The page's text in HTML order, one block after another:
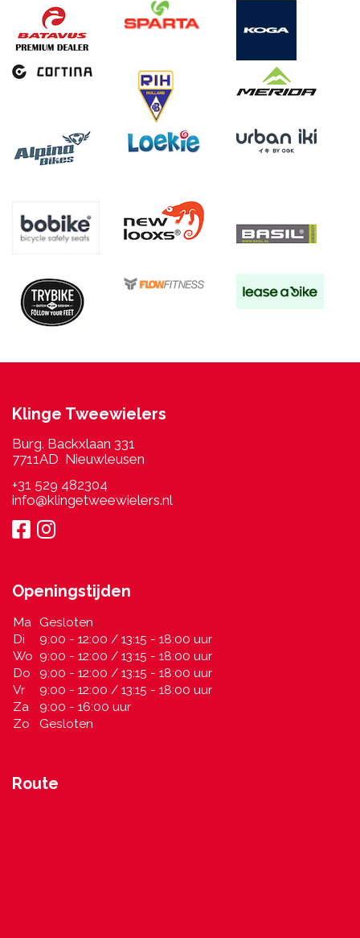
Klinge Tweewielers
Burg. Backxlaan 331
7711AD Nieuwleusen
+31 529 482304
info@klingetweewielers.nl
Openingstijden
Ma Gesloten
Di
9:00 - 12:00 / 13:15 - 18:00 uur
Wo 9:00 - 12:00 / 13:15 - 18:00 uur
Do
9:00 - 12:00 / 13:15 - 18:00 uur
Vr
9:00 - 12:00 / 13:15 - 18:00 uur
Za
9:00 - 16:00 uur
Zo
Gesloten
Route